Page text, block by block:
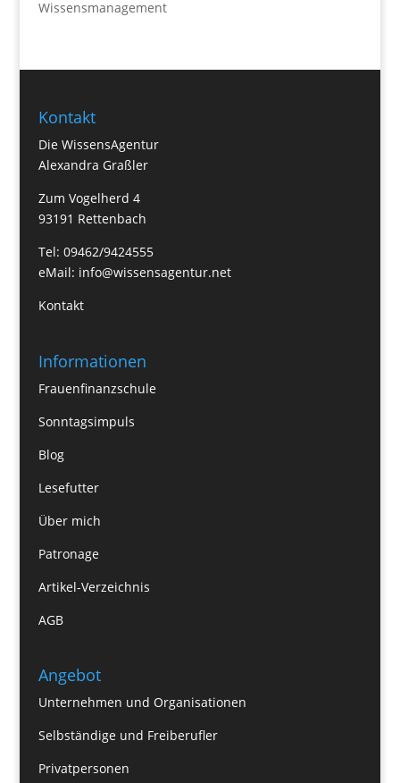
Wissensmanagement
Kontakt
Die WissensAgentur
Alexandra Graßler
Zum Vogelherd 4
93191 Rettenbach
Tel: 09462/9424555
eMail: info@wissensagentur.net
Kontakt
Informationen
Frauenfinanzschule
Sonntagsimpuls
Blog
Lesefutter
Über mich
Patronage
Artikel-Verzeichnis
AGB
Angebot
Unternehmen und Organisationen
Selbständige und Freiberufler
Privatpersonen